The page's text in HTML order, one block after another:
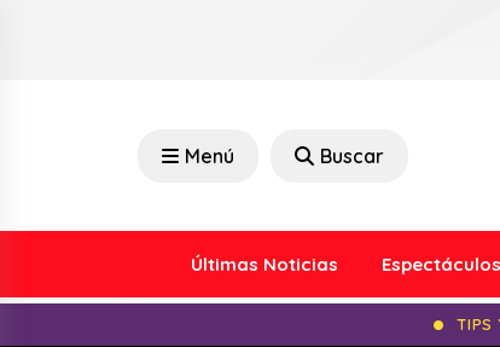
Menú Buscar
Últimas Noticias Espectáculos
TIPS